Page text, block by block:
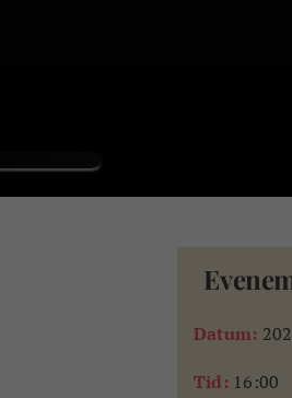
Datum:
Tid:16:00